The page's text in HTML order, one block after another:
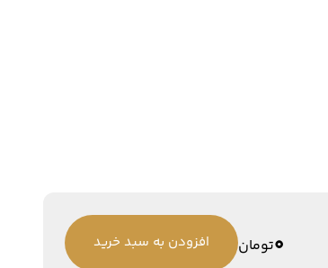
0تومان افزودن به سبد خرید